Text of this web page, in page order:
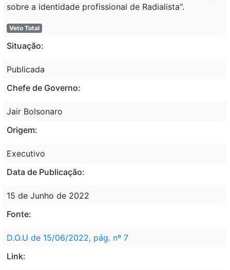
sobre a identidade profissional de Radialista".
Veto Total
Situação:
Publicada
Chefe de Governo:
Jair Bolsonaro
Origem:
Executivo
Data de Publicação:
15 de Junho de 2022
Fonte:
D.O.U de 15/06/2022, pág. nº 7
Link: